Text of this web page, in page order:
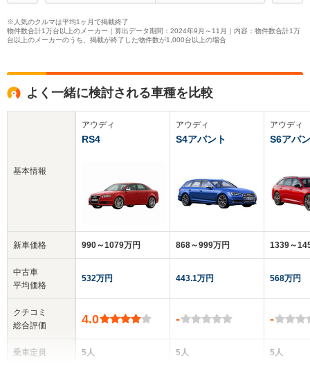
※人気のクルマは平均1ヶ月で掲載終了
物件数合計1万台以上のメーカー｜算出データ期間：2024年9月～11月｜内容：物件数合計1万
台以上のメーカーのうち、掲載が終了した物件数が1,000台以上の場合
よく一緒に検討される車種を比較
基本情報
新車価格
中古車
平均価格
クチコミ
総合評価
乗車定員
アウディ
RS4
990～1079万円
532万円
4.0
5人
アウディ
S4アバント
868～999万円
443.1万円
-
5人
アウディ
S6アバ
1339～
568万円
-
5人